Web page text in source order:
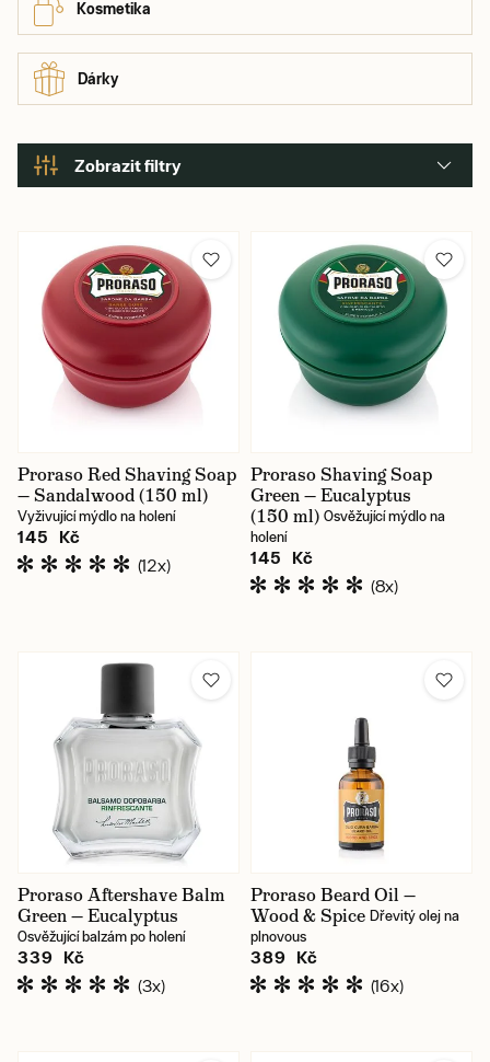
Kosmetika
Dárky
Zobrazit filtry
Cena
19 Kč 1 590 Kč
Karlín / prodejna
Proraso Red Shaving Soap
— Sandalwood (150 ml)
Vyživující mýdlo na holení
145 Kč
(12x)
Proraso Shaving Soap
Green — Eucalyptus
(150 ml) Osvěžující mýdlo na
holení
145 Kč
(8x)
Proraso Aftershave Balm
Green — Eucalyptus
Osvěžující balzám po holení
339 Kč
(3x)
Proraso Beard Oil —
Wood & Spice Dřevitý olej na
plnovous
389 Kč
(16x)